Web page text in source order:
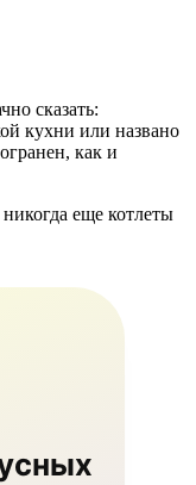
сказать:
кухни или названо
как и
еще котлеты